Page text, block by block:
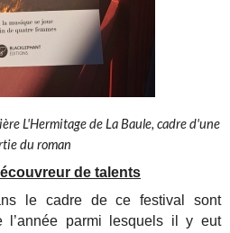
L'Hermitage de La Baule, cadre d'une
du roman
de talents
le cadre de ce festival sont
l’année parmi lesquels il y eut